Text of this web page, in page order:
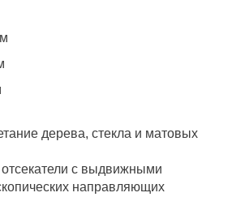
дерева, стекла и матовых
с выдвижными
направляющих